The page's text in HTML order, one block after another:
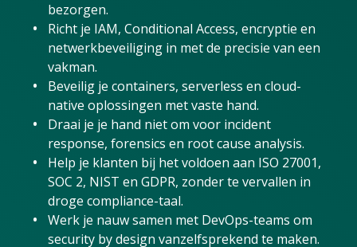
bezorgen.
Richt je IAM, Conditional Access, encryptie en
netwerkbeveiliging in met de precisie van een
vakman.
Beveilig je containers, serverless en cloud-
native oplossingen met vaste hand.
Draai je je hand niet om voor incident
response, forensics en root cause analysis.
Help je klanten bij het voldoen aan ISO 27001,
SOC 2, NIST en GDPR, zonder te vervallen in
droge compliance-taal.
Werk je nauw samen met DevOps-teams om
security by design vanzelfsprekend te maken.